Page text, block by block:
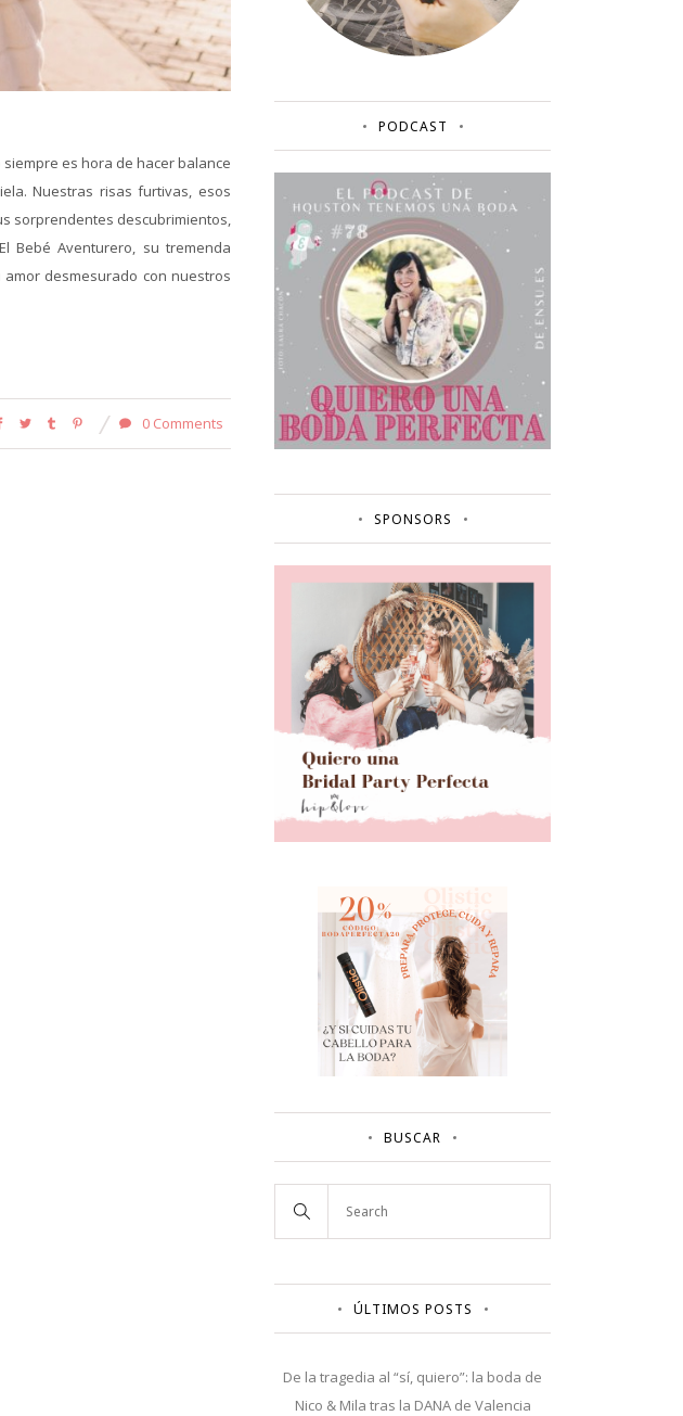
es hora de hacer balance
Nuestras risas furtivas, esos
sorprendentes descubrimientos,
Bebé Aventurero, su tremenda
desmesurado con nuestros
0 Comments
PODCAST
SPONSORS
BUSCAR
ÚLTIMOS POSTS
De la tragedia al “sí, quiero”: la boda de
Nico & Mila tras la DANA de Valencia